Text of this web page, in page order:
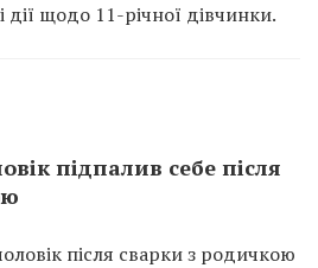
щодо 11-річної дівчинки.
підпалив себе після
після сварки з родичкою